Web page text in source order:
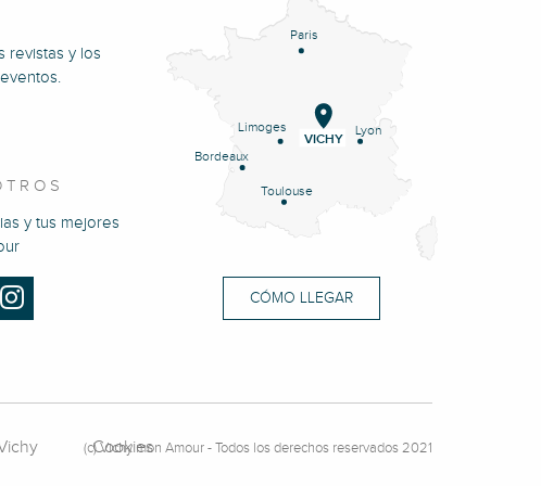
revistas y los
y tus mejores
Paris
Lyon
Limoges
Bordeaux
Toulouse
VICHY
CÓMO LLEGAR
Cookies
(c) Vichy mon Amour - Todos los derechos reservados 2021